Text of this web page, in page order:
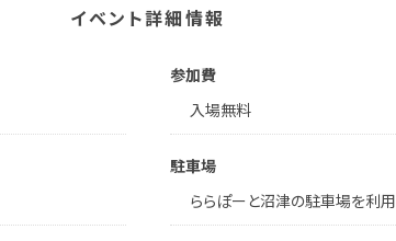
イベント詳細情報
参加費
入場無料
駐車場
ららぽーと沼津の駐車場を利用